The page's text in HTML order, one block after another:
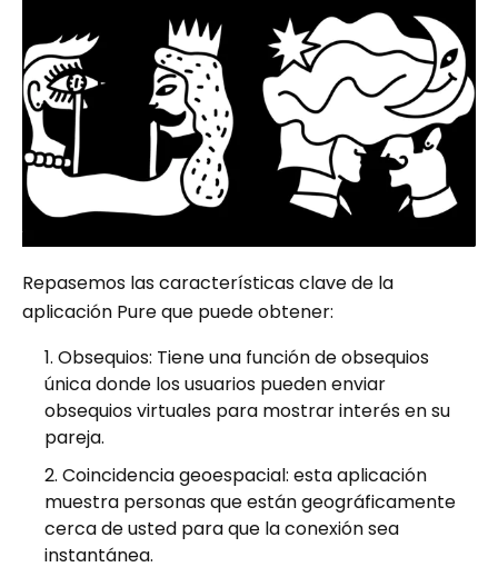
Repasemos las características clave de la
aplicación Pure que puede obtener:
Obsequios: Tiene una función de obsequios
única donde los usuarios pueden enviar
obsequios virtuales para mostrar interés en su
pareja.
Coincidencia geoespacial: esta aplicación
muestra personas que están geográficamente
cerca de usted para que la conexión sea
instantánea.